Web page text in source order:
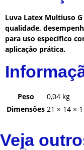
Luva Latex Multiuso
qualidade,
para uso específico
aplicação prática.
Peso
0,04 kg
Dimensões 21 × 14 ×
Veja